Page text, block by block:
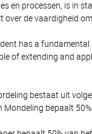
en processen, is in
over de vaardigheid
has a
of extending and
bestaat uit
Mondeling bepaalt